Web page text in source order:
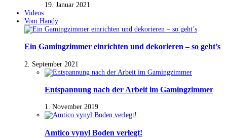
19. Januar 2021
Videos
Vom Handy
Ein Gamingzimmer einrichten und dekorieren – so geht’s
2. September 2021
Entspannung nach der Arbeit im Gamingzimmer
1. November 2019
Amtico vynyl Boden verlegt!